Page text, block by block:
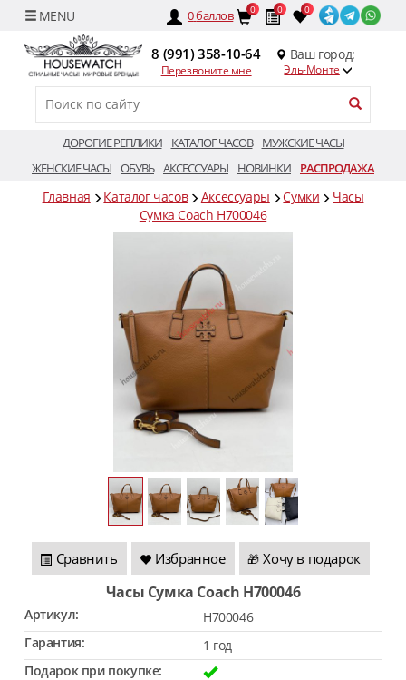
0баллов 0 0 0
8 (991) 358-10-64
Перезвоните мне
Ваш город:
Эль-Монте
ДОРОГИЕ РЕПЛИКИ КАТАЛОГ ЧАСОВ
МУЖСКИЕ ЧАСЫ
ЖЕНСКИЕ ЧАСЫ ОБУВЬ АКСЕССУАРЫ НОВИНКИ РАСПРОДАЖА
Главная Каталог часов Аксессуары Сумки
Часы
Сумка Coach H700046
Сравнить Избранное 🎁 Хочу в подарок
Часы Сумка Coach H700046
Артикул:
H700046
Гарантия:
1 год
Подарок при покупке: